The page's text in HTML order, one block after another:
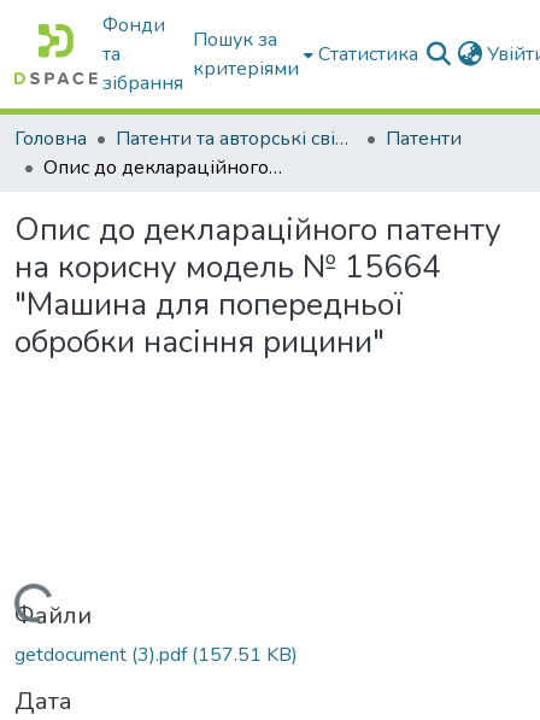
Фонди
та
зібрання
Пошук за
критеріями
Статистика
Головна Патенти та авторські свідоцтва
Патенти
Опис до деклараційного патенту на корисну модель № 15664 "Машина для попередньої обробки насіння рицини"
Опис до деклараційного патенту
на корисну модель № 15664
"Машина для попередньої
обробки насіння рицини"
Вантажиться...
Файли
getdocument (3).pdf(157.51 KB)
Дата